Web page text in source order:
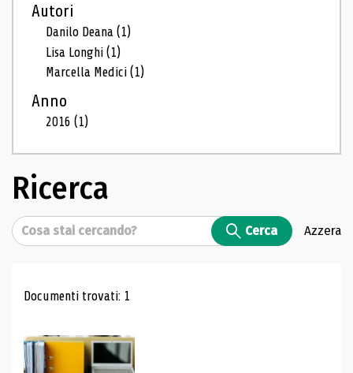
Autori
Danilo Deana(1)
Lisa Longhi(1)
Marcella Medici(1)
Anno
2016(1)
Ricerca
Cerca Cerca Azzera
Risultati di ricerca
Documenti trovati: 1